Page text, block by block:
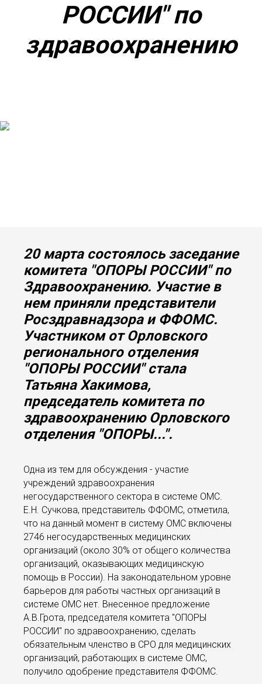
РОССИИ" по
здравоохранению
20 марта состоялось заседание
комитета "ОПОРЫ РОССИИ" по
Здравоохранению. Участие в
нем приняли представители
Росздравнадзора и ФФОМС.
Участником от Орловского
регионального отделения
"ОПОРЫ РОССИИ" стала
Татьяна Хакимова,
председатель комитета по
здравоохранению Орловского
отделения "ОПОРЫ...".
Одна из тем для обсуждения - участие
учреждений здравоохранения
негосударственного сектора в системе ОМС.
Е.Н. Сучкова, представитель ФФОМС, отметила,
что на данный момент в систему ОМС включены
2746 негосударственных медицинских
организаций (около 30% от общего количества
организаций, оказывающих медицинскую
помощь в России). На законодательном уровне
барьеров для работы частных организаций в
системе ОМС нет. Внесенное предложение
А.В.Грота, председателя комитета "ОПОРЫ
РОССИИ" по здравоохранению, сделать
обязательным членство в СРО для медицинских
организаций, работающих в системе ОМС,
получило одобрение представителя ФФОМС.